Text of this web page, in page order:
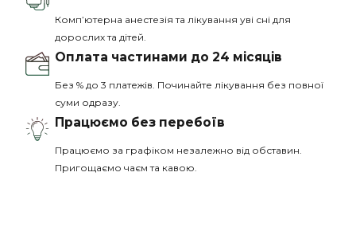
Комп’ютерна анестезія та лікування уві сні для
дорослих та дітей.
Оплата частинами до 24 місяців
Без % до 3 платежів. Починайте лікування без повної
суми одразу.
Працюємо без перебоїв
Працюємо за графіком незалежно від обставин.
Пригощаємо чаєм та кавою.